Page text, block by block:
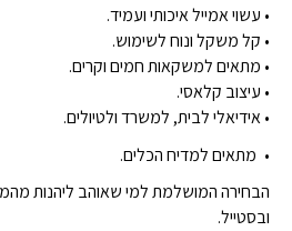
• עשוי אמייל איכותי ועמיד.
• קל משקל ונוח לשימוש.
• מתאים למשקאות חמים וקרים.
• עיצוב קלאסי.
• אידיאלי לבית, למשרד ולטיולים.
מתאים למדיח הכלים.
הבחירה המושלמת למי שאוהב ליהנות
ובסטייל.